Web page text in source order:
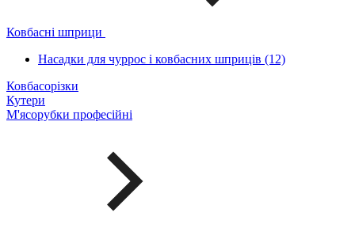
Ковбасні шприци
Насадки для чуррос і ковбасних шприців (12)
Ковбасорізки
Кутери
М'ясорубки професійні